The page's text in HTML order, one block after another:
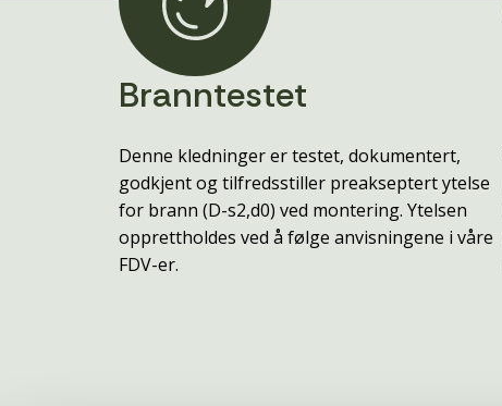
Branntestet
Denne kledninger er testet, dokumentert,
godkjent og tilfredsstiller preakseptert ytelse
for brann (D-s2,d0) ved montering. Ytelsen
opprettholdes ved å følge anvisningene i våre
FDV-er.